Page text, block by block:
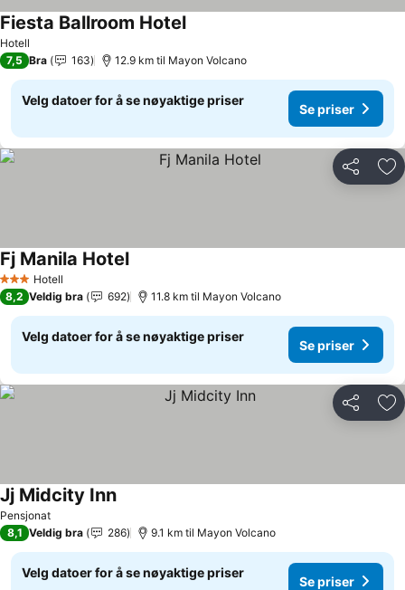
Hotell
Fiesta Ballroom Hotel
7,5 Bra 163 12.9 km til Mayon Volcano
Velg datoer for å se nøyaktige priser
Se priser
Del
3 StjernerHotell
Fj Manila Hotel
8,2 Veldig bra 692 11.8 km til Mayon Volcano
Velg datoer for å se nøyaktige priser
Se priser
Del
Pensjonat
Jj Midcity Inn
8,1 Veldig bra 286 9.1 km til Mayon Volcano
Velg datoer for å se nøyaktige priser
Se priser